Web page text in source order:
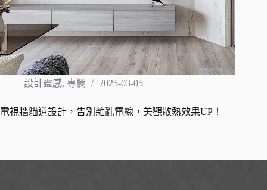
設計靈感, 專欄 2025-03-05
電視牆貓道設計，告別雜亂電線，美觀散熱效果UP！